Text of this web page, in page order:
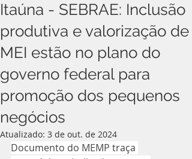
Itaúna - SEBRAE: Inclusão
produtiva e valorização de
MEI estão no plano do
governo federal para
promoção dos pequenos
negócios
Atualizado: 3 de out. de 2024
Documento do MEMP traça